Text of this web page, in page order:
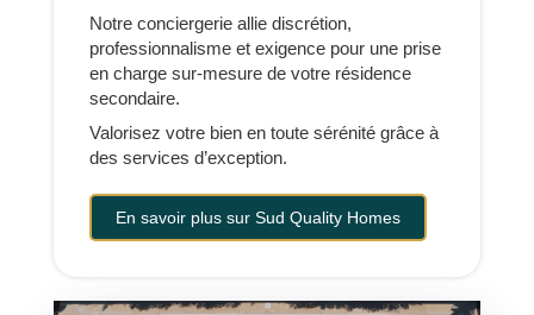
Notre conciergerie allie discrétion,
professionnalisme et exigence pour une prise
en charge sur-mesure de votre résidence
secondaire.
Valorisez votre bien en toute sérénité grâce à
des services d’exception.
En savoir plus sur Sud Quality Homes